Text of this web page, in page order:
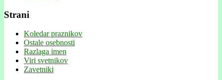
Strani
Koledar praznikov
Ostale osebnosti
Razlaga imen
Viri svetnikov
Zavetniki